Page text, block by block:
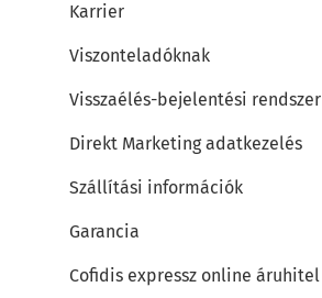
Karrier
Viszonteladóknak
Visszaélés-bejelentési rendszer
Direkt Marketing adatkezelés
Szállítási információk
Garancia
Cofidis expressz online áruhitel